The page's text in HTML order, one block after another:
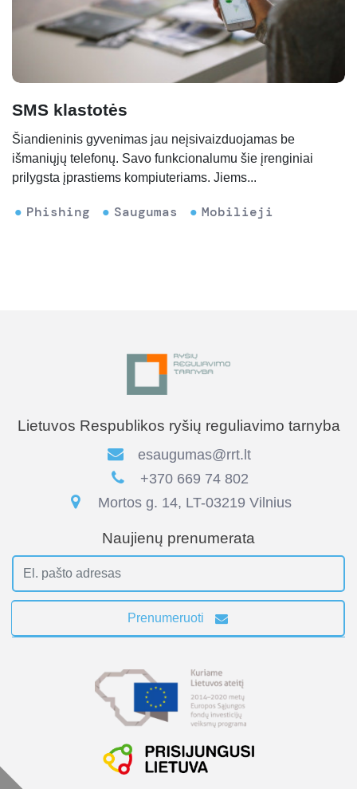
SMS klastotės
Šiandieninis gyvenimas jau neįsivaizduojamas be
išmaniųjų telefonų. Savo funkcionalumu šie įrenginiai
prilygsta įprastiems kompiuteriams. Jiems...
Phishing Saugumas Mobilieji
Lietuvos Respublikos ryšių reguliavimo tarnyba
esaugumas@rrt.lt
+370 669 74 802
Mortos g. 14, LT-03219 Vilnius
Naujienų prenumerata
Prenumeruoti